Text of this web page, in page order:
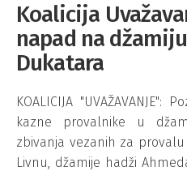
Koalicija
napad na
Dukatara
KOALICIJA
kazne provalnike u
zbivanja vezanih za
Livnu, džamije hadži